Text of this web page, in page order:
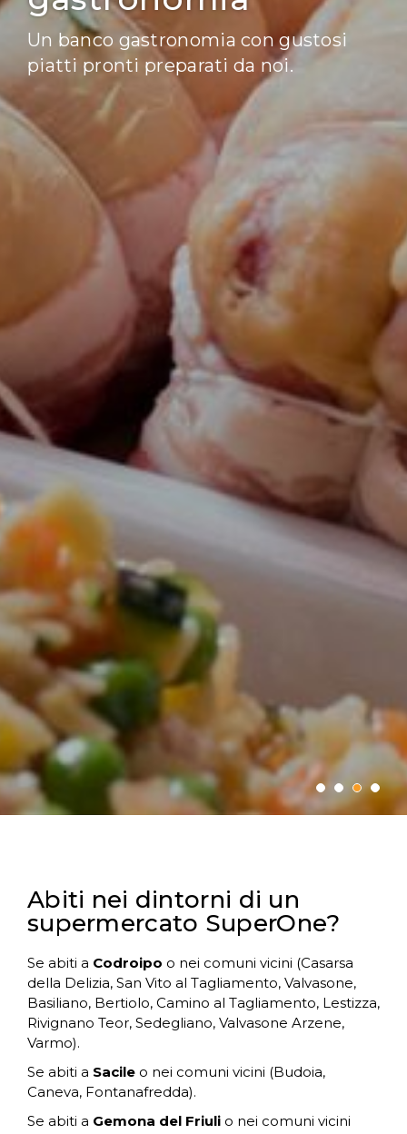
Un banco gastronomia con gustosi
piatti pronti preparati da noi.
Abiti nei dintorni di un
supermercato SuperOne?
Se abiti a Codroipo o nei comuni vicini (Casarsa
della Delizia, San Vito al Tagliamento, Valvasone,
Basiliano, Bertiolo, Camino al Tagliamento, Lestizza,
Rivignano Teor, Sedegliano, Valvasone Arzene,
Varmo).
Se abiti a Sacile o nei comuni vicini (Budoia,
Caneva, Fontanafredda).
Se abiti a Gemona del Friuli o nei comuni vicini